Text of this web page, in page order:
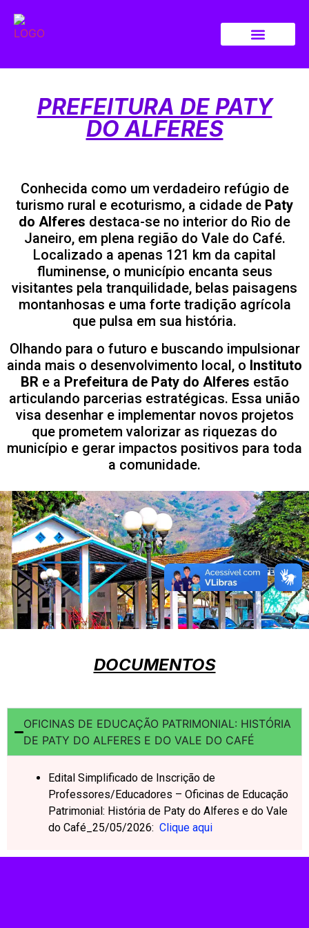
PREFEITURA DE PATY
DO ALFERES
Conhecida como um verdadeiro refúgio de
turismo rural e ecoturismo, a cidade de Paty
do Alferes destaca-se no interior do Rio de
Janeiro, em plena região do Vale do Café.
Localizado a apenas 121 km da capital
fluminense, o município encanta seus
visitantes pela tranquilidade, belas paisagens
montanhosas e uma forte tradição agrícola
que pulsa em sua história.
Olhando para o futuro e buscando impulsionar
ainda mais o desenvolvimento local, o Instituto
BRe a Prefeitura de Paty do Alferes estão
articulando parcerias estratégicas. Essa união
visa desenhar e implementar novos projetos
que prometem valorizar as riquezas do
município e gerar impactos positivos para toda
a comunidade.
DOCUMENTOS
OFICINAS DE EDUCAÇÃO PATRIMONIAL: HISTÓRIA
DE PATY DO ALFERES E DO VALE DO CAFÉ
Edital Simplificado de Inscrição de
Professores/Educadores – Oficinas de Educação
Patrimonial: História de Paty do Alferes e do Vale
do Café_25/05/2026: Clique aqui